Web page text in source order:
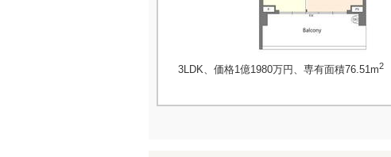
3LDK、価格1億1980万円、専有面積76.51m2